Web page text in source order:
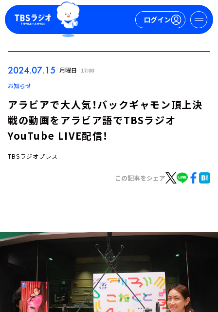
ログイン
イベント・グッズ
会社情報
2024.07.15 月曜日 17:00
お知らせ
アラビアで大人気！バックギャモン頂上決
戦の動画をアラビア語でTBSラジオ
YouTube LIVE配信！
TBSラジオプレス
この記事をシェア